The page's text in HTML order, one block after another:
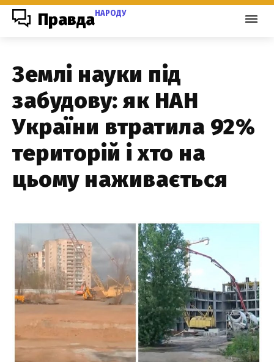
ПравдаНАРОДУ
Землі науки під
забудову: як НАН
України втратила 92%
територій і хто на
цьому наживається